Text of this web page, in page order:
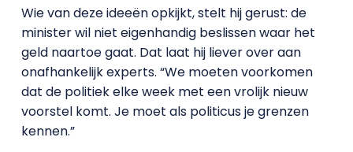
Wie van deze ideeën opkijkt, stelt hij gerust: de
minister wil niet eigenhandig beslissen waar het
geld naartoe gaat. Dat laat hij liever over aan
onafhankelijk experts. “We moeten voorkomen
dat de politiek elke week met een vrolijk nieuw
voorstel komt. Je moet als politicus je grenzen
kennen.”